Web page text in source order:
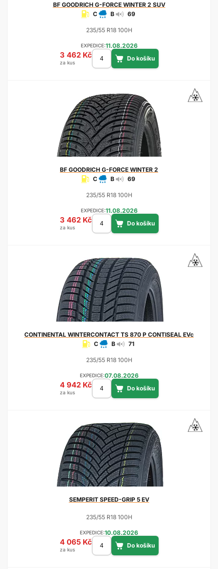
BF GOODRICHG-FORCE WINTER 2 SUV
C
B 69
235/55 R18 100H
EXPEDICE:11.08.2026
3 462 Kč
za kus
BF GOODRICH G-FORCE WINTER 2
C
B 69
235/55 R18 100H
EXPEDICE:11.08.2026
3 462 Kč
za kus
CONTINENTAL WINTERCONTACT TS 870 P CONTISEAL EVc
C
B 71
235/55 R18 100H
EXPEDICE:07.08.2026
4 942 Kč
za kus
SEMPERITSPEED-GRIP 5 EV
235/55 R18 100H
EXPEDICE:10.08.2026
4 065 Kč
za kus